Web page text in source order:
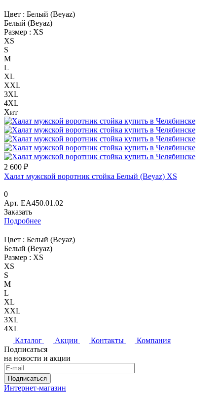
Цвет : Белый (Beyaz)
Белый (Beyaz)
Размер : XS
XS
S
M
L
XL
XXL
3XL
4XL
Хит
2 600 ₽
Халат мужской воротник стойка Белый (Beyaz) XS
0
Арт. EA450.01.02
Заказать
Подробнее
Цвет : Белый (Beyaz)
Белый (Beyaz)
Размер : XS
XS
S
M
L
XL
XXL
3XL
4XL
Каталог
Акции Контакты
Компания
Подписаться
на новости и акции
Подписаться
Интернет-магазин